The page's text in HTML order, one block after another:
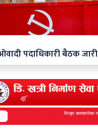
पदाधिकारी बैठक जारी